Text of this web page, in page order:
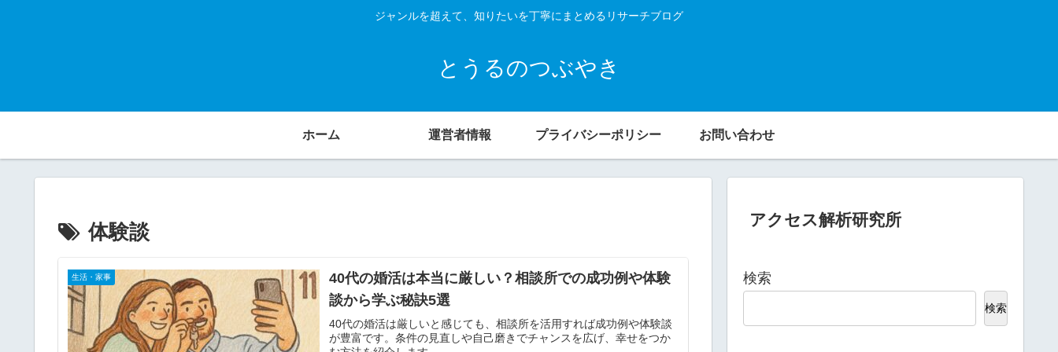
ジャンルを超えて、知りたいを丁寧にまとめるリサーチブログ
とうるのつぶやき
ホーム 運営者情報 プライバシーポリシー お問い合わせ
体験談
生活・家事
40代の婚活は本当に厳しい？相談所での成功例や体験
談から学ぶ秘訣5選
40代の婚活は厳しいと感じても、相談所を活用すれば成功例や体験談
が豊富です。条件の見直しや自己磨きでチャンスを広げ、幸せをつか
アクセス解析研究所
検索
検索